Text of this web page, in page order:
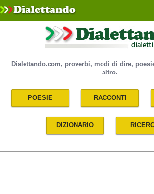
Dialettando.com, proverbi, modi di dire,
altro.
POESIE RACCONTI
DIZIONARIO